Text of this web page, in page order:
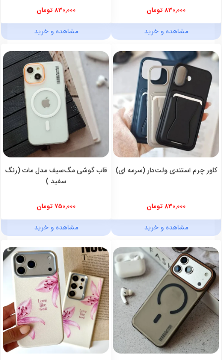
830,000 تومان
مشاهده و خرید
830,000 تومان
مشاهده و خرید
کاور چرم استندی ولت‌دار (سرمه ای)
830,000 تومان
مشاهده و خرید
قاب گوشی مگ‌سیف مدل مات (رنگ
سفید )
750,000 تومان
مشاهده و خرید